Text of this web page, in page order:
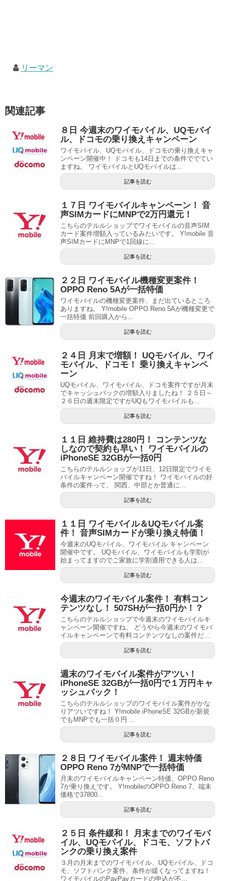
リーマン
関連記事
８日 今週末のワイモバイル、UQモバイ
ル、ドコモの乗り換えキャンペーン
ワイモバイル、UQモバイル、ドコモの乗り換えキャ
ンペーン開催中！ ドコモも14日までの条件ででてい
ますね。 ワイモバイルとUQモバイルは...
記事を読む
１７日 ワイモバイルキャンペーン！ 音
声SIMカードにMNPで2万円還元！
こちらのテルルショップでワイモバイルの音声SIM
カード案件増額入っているみたいです。 Y!mobile 音
声SIMカードにMNPで1回線に...
記事を読む
２２日 ワイモバイル機種変更案件！
OPPO Reno 5Aが一括特価
ワイモバイルの機種変更案件、まだ出ているところ
ありますね。 Y!mobile OPPO Reno 5Aが機種変更で
一括特価 前回購入から...
記事を読む
２４日 月末で増額！ UQモバイル、ワイ
モバイル、ドコモ！ 乗り換えキャンペ
ーン
UQモバイル、ワイモバイル、ドコモ案件ですが月末
でキャッシュバックの増額入りましたね！ ２５日～
２６日の週末限定ですがUQもワイモバイルも...
記事を読む
１１日 維持費は280円！ コンテンツな
しなので契約も早い！ ワイモバイルの
iPhoneSE 32GBが一括0円
こちらのテルルショップが11日、12日限定でワイモ
バイルキャンペーン開催ですね！ ワイモバイルの好
条件の案件って、 関西、中部とか普通に...
記事を読む
１１日 ワイモバイル＆UQモバイル案
件！ 音声SIMカードが乗り換え特価！
今週末のUQモバイル、ワイモバイル キャンペーン
開催中です。 UQモバイル、ワイモバイルも学割が
始まってますのでご家族に学割適用できる人は...
記事を読む
今週末のワイモバイル案件！ 有料コン
テンツなし！ 507SHが一括0円か！？
こちらのテルルショップで今週末のワイモバイルキ
ャンペーン開催ですね。 どうやら今週末のワイモバ
イルキャンペーンで有料コンテンツなしの案件だ...
記事を読む
週末のワイモバイル案件がアツい！
iPhoneSE 32GBが一括0円で１万円キャ
ッシュバック！
こちらのテルルショップのワイモバイル案件がかな
りアツいですね！ Y!mobile iPhoneSE 32GBが新規
でもMNPでも一括０円 ...
記事を読む
２８日 ワイモバイル案件！ 週末特価
OPPO Reno 7がMNPで一括特価
月末のワイモバイルキャンペーン特価、OPPO Reno
7が乗り換えです。 Y!mobileのOPPO Reno 7、端末
価格で37800...
記事を読む
２５日 条件緩和！ 月末までのワイモバ
イル、UQモバイル、ドコモ、ソフトバ
ンクの乗り換え案件
３月の月末までのワイモバイル、UQモバイル、ドコ
モ、ソフトバンク案件、条件が緩くなってますね！
ワイモバイルのPayPayカードの申込が不...